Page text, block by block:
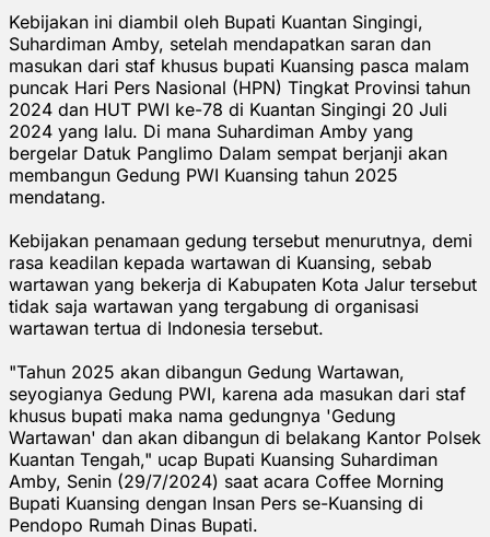
Kebijakan ini diambil oleh Bupati Kuantan Singingi,
Suhardiman Amby, setelah mendapatkan saran dan
masukan dari staf khusus bupati Kuansing pasca malam
puncak Hari Pers Nasional (HPN) Tingkat Provinsi tahun
2024 dan HUT PWI ke-78 di Kuantan Singingi 20 Juli
2024 yang lalu. Di mana Suhardiman Amby yang
bergelar Datuk Panglimo Dalam sempat berjanji akan
membangun Gedung PWI Kuansing tahun 2025
mendatang.
Kebijakan penamaan gedung tersebut menurutnya, demi
rasa keadilan kepada wartawan di Kuansing, sebab
wartawan yang bekerja di Kabupaten Kota Jalur tersebut
tidak saja wartawan yang tergabung di organisasi
wartawan tertua di Indonesia tersebut.
"Tahun 2025 akan dibangun Gedung Wartawan,
seyogianya Gedung PWI, karena ada masukan dari staf
khusus bupati maka nama gedungnya 'Gedung
Wartawan' dan akan dibangun di belakang Kantor Polsek
Kuantan Tengah," ucap Bupati Kuansing Suhardiman
Amby, Senin (29/7/2024) saat acara Coffee Morning
Bupati Kuansing dengan Insan Pers se-Kuansing di
Pendopo Rumah Dinas Bupati.